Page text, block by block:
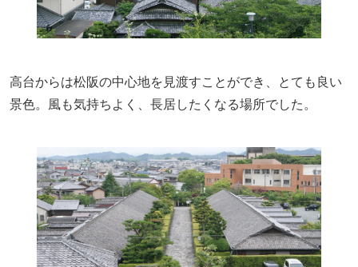
高台からは松阪の中心地を見渡すことができ、とても良い
景色。風も気持ちよく、長居したくなる場所でした。